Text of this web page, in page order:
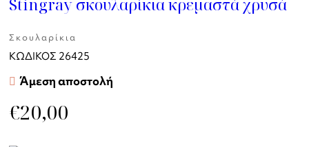
Stingray σκουλαρίκια κρεμαστά χρυσά
Σκουλαρίκια
ΚΩΔΙΚΟΣ 26425
Άμεση αποστολή
€20,00